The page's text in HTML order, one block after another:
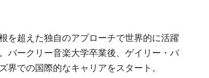
を超えた独自のアプローチで世界的に活躍
バークリー音楽大学卒業後、ゲイリー・バ
界での国際的なキャリアをスタート。